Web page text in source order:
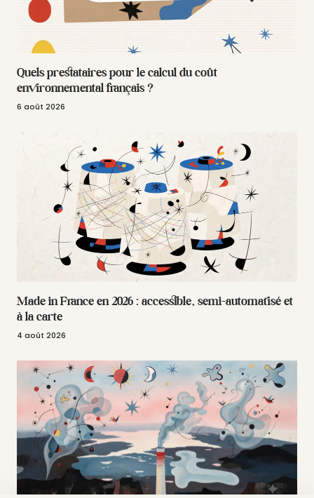
Quels prestataires pour le calcul du coût
environnemental français ?
6 août 2026
Made in France en 2026 : accessible, semi-automatisé et
à la carte
4 août 2026